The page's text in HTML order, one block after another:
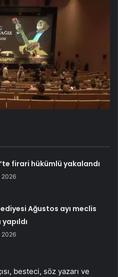
firari hükümlü yakalandı
2026
Ağustos ayı meclis
2026
besteci, söz yazarı ve